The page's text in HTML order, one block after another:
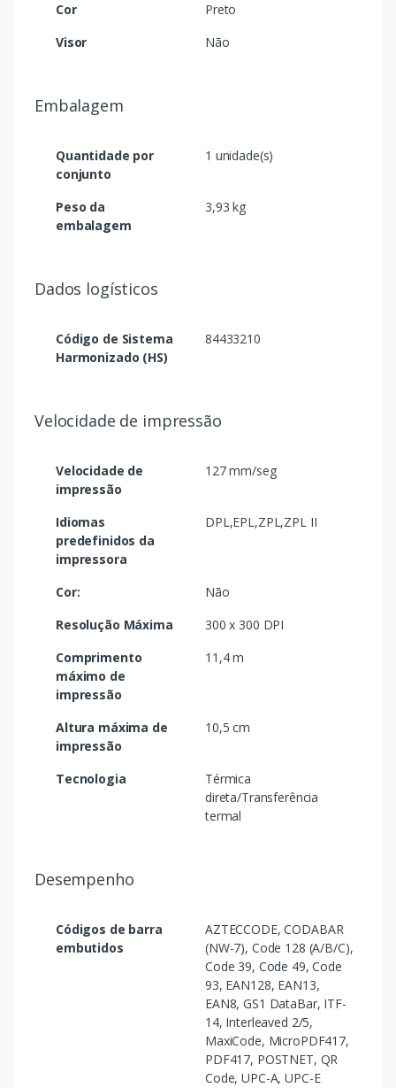
Cor
Preto
Visor
Não
Embalagem
Quantidade por
conjunto
1 unidade(s)
Peso da
embalagem
3,93 kg
Dados logísticos
Código de Sistema
Harmonizado (HS)
84433210
Velocidade de impressão
Velocidade de
impressão
127 mm/seg
Idiomas
predefinidos da
impressora
DPL,EPL,ZPL,ZPL II
Cor:
Não
Resolução Máxima
300 x 300 DPI
Comprimento
máximo de
impressão
11,4 m
Altura máxima de
impressão
10,5 cm
Tecnologia
Térmica
direta/Transferência
termal
Desempenho
Códigos de barra
embutidos
AZTECCODE, CODABAR
(NW-7), Code 128 (A/B/C),
Code 39, Code 49, Code
93, EAN128, EAN13,
EAN8, GS1 DataBar, ITF-
14, Interleaved 2/5,
MaxiCode, MicroPDF417,
PDF417, POSTNET, QR
Code, UPC-A, UPC-E